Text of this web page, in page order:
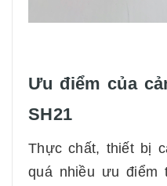
Ưu điểm của
SH21
Thực chất, thiết bị
quá nhiều ưu điểm